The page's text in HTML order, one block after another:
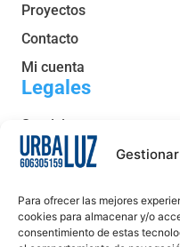
Para ofrecer las mejores
cookies para almacenar y/o
consentimiento de estas
Proyectos
Contacto
Mi cuenta
Legales
Servicio post venta y
Condiciones generales
Política de cookies
Aviso legal